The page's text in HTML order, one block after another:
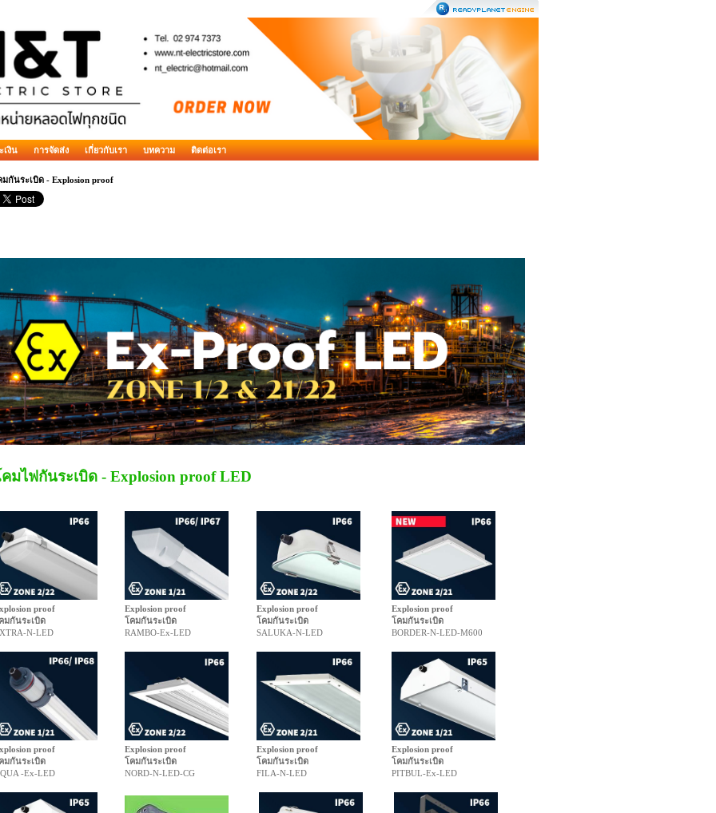
เงิน การจัดส่ง เกี่ยวกับเรา บทความ ติดต่อเรา
มกันระเบิด - Explosion proof
มไฟกันระเบิด - Explosion proof LED
proof
มกันระเบิด
N-LED
Explosion proof
โคมกันระเบิด
RAMBO-Ex-LED
Explosion proof
โคมกันระเบิด
SALUKA-N-LED
Explosion proof
โคมกันระเบิด
BORDER-N-LED-M600
proof
มกันระเบิด
-Ex-LED
Explosion proof
โคมกันระเบิด
NORD-N-LED-CG
Explosion proof
โคมกันระเบิด
FILA-N-LED
Explosion proof
โคมกันระเบิด
PITBUL-Ex-LED